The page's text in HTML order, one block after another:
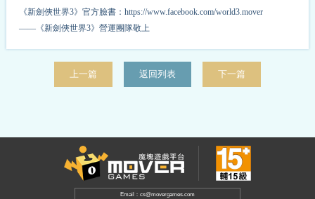
《新劍俠世界3》官方臉書：https://www.facebook.com/world3.mover
——《新劍俠世界3》營運團隊敬上
上一篇 返回列表 下一篇
Email：cs@movergames.com